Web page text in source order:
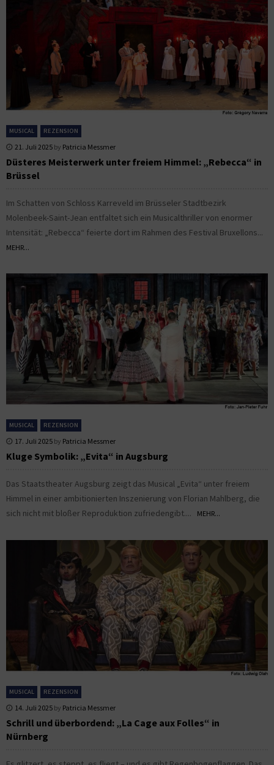
MUSICAL REZENSION
21. Juli 2025 by Patricia Messmer
Düsteres Meisterwerk unter freiem Himmel: „Rebecca“ in
Brüssel
Im Schatten von Schloss Karreveld im Brüsseler Stadtbezirk
Molenbeek-Saint-Jean entfaltet sich ein Musicalthriller von enormer
Intensität: „Rebecca“ feierte dort im Rahmen des Festival Bruxellons...
MEHR...
MUSICAL REZENSION
17. Juli 2025 by Patricia Messmer
Kluge Symbolik: „Evita“ in Augsburg
Das Staatstheater Augsburg zeigt das Musical „Evita“ unter freiem
Himmel in einer ambitionierten Inszenierung von Florian Mahlberg, die
sich nicht mit bloßer Reproduktion zufriedengibt....
MEHR...
MUSICAL REZENSION
14. Juli 2025 by Patricia Messmer
Schrill und überbordend: „La Cage aux Folles“ in
Nürnberg